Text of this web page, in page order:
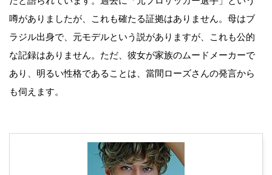
噂がありましたが、これも確たる証拠はありません。母はブ
ラジル出身で、元モデルという説がありますが、これも公的
な記録はありません。ただ、彼女が家族のムードメーカーで
あり、明るい性格であることは、當間ローズさんの発言から
も伺えます。